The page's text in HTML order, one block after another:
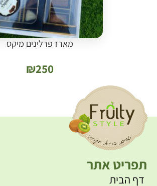
מארז פרלינים מיקס
₪250
תפריט אתר
דף הבית